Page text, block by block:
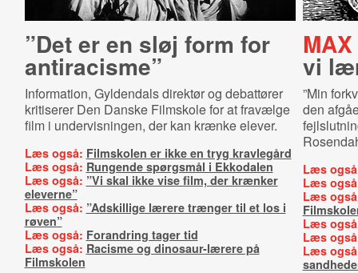
”Det er en sløj form for
antiracisme”
Information, Gyldendals direktør og debattører
kritiserer Den Danske Filmskole for at fravælge
film i undervisningen, der kan krænke elever.
Læs også: Filmskolen er ikke en tryg kravlegård
Læs også: Rungende spørgsmål i Ekkodalen
Læs også: ”Vi skal ikke vise film, der krænker
eleverne”
Læs også: ”Adskillige lærere trænger til et los i
røven”
Læs også: Forandring tager tid
Læs også: Racisme og dinosaur-lærere på
Filmskolen
vi
”Min
den
Læs
Læs
Læs
Læs
Læs
Læs